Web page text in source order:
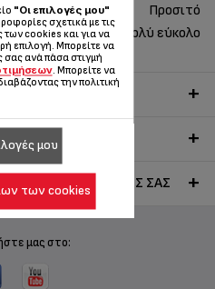
Προσιτό
Πολύ εύκολο
ΤΗΣ ΣΥΝΤΑΓΉΣ ΣΑΣ
μας στο:
"Οι επιλογές μου"
σχετικά με τις
των cookies και για να
επιλογή. Μπορείτε να
σας ανά πάσα στιγμή
. Μπορείτε να
την πολιτική
μου
των cookies